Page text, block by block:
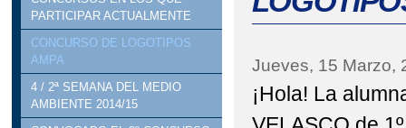
PARTICIPAR ACTUALMENTE
CONCURSO DE LOGOTIPOS
AMPA
4 / 2ª SEMANA DEL MEDIO
AMBIENTE 2014/15
Jueves, 15 Marzo,
¡Hola! La